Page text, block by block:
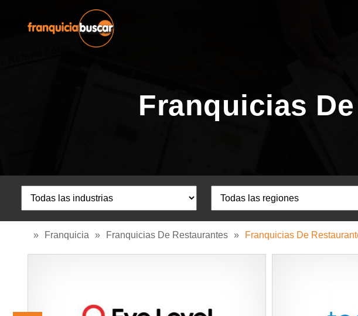
Franquicias
» Franquicia » Franquicias De Restaurantes » Franquicias De